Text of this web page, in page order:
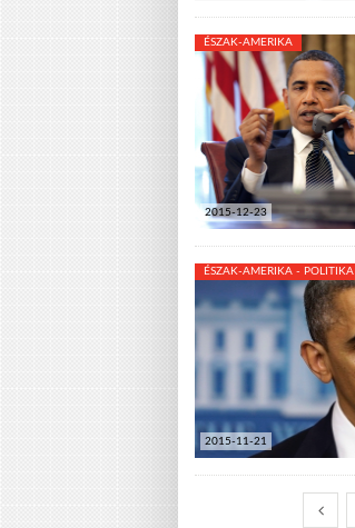
2015-12-23
ÉSZAK-AMERIKA
2015-11-21
ÉSZAK-AMERIKA - POLITIKA